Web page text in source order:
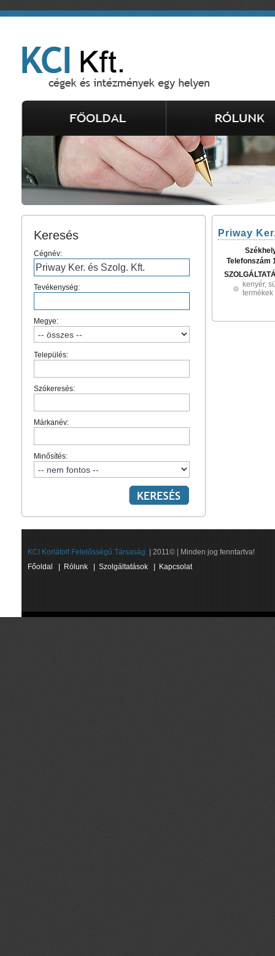
Keresés
Cégnév:
Tevékenység:
Megye:
Település:
Szókeresés:
Márkanév:
Minősítés:
Priway
Telefonszám
kenyér,
termékek
KCI Korlátolt Felelősségű Társaság. | 2011© | Minden jog fenntartva!
Főoldal
Rólunk Szolgáltatások Kapcsolat